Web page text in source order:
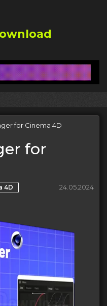
for Cinema 4D
for
4D 24.05.2024